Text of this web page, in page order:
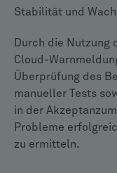
Stabilität und
Durch die Nutzung
Cloud-
Überprüfung des
manueller Tests
in der
Probleme
zu ermitteln.